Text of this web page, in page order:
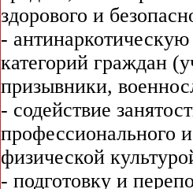
здорового и
-
категорий граждан
призывники,
- содействие
профессионального
физической
- подготовку и